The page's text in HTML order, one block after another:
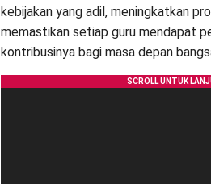
kebijakan yang adil, meningkatkan
memastikan setiap guru mendapat
kontribusinya bagi masa depan